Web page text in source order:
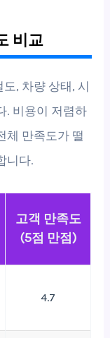
비교
, 차량 상태, 시
. 비용이 저렴하
체 만족도가 떨
니다.
고객 만족도
(5점 만점)
4.7